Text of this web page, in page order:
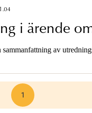
i ärende
av
1